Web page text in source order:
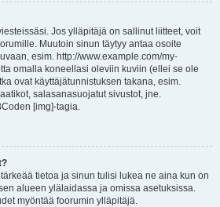
Jos ylläpitäjä on sallinut liitteet, voit
Muutoin sinun täytyy antaa osoite
esim. http://www.example.com/my-
omalla koneellasi oleviin kuviin (ellei se ole
ovat käyttäjätunnistuksen takana, esim.
salasanasuojatut sivustot, jne.
[img]-tagia.
tietoa ja sinun tulisi lukea ne aina kun on
alueen ylälaidassa ja omissa asetuksissa.
myöntää foorumin ylläpitäjä.